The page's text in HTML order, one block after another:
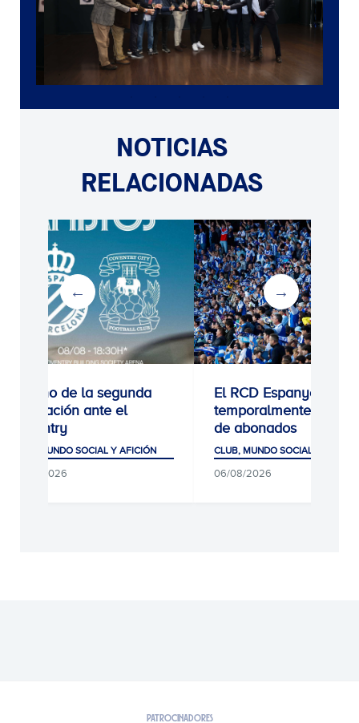
NOTICIAS
RELACIONADAS
Estreno de la segunda
equipación ante el
Coventry
CLUB, MUNDO SOCIAL Y AFICIÓN
06/08/2026
El RCD Espanyol
temporalmente las
de abonados
CLUB, MUNDO SOCIAL Y
06/08/2026
PATROCINADORES